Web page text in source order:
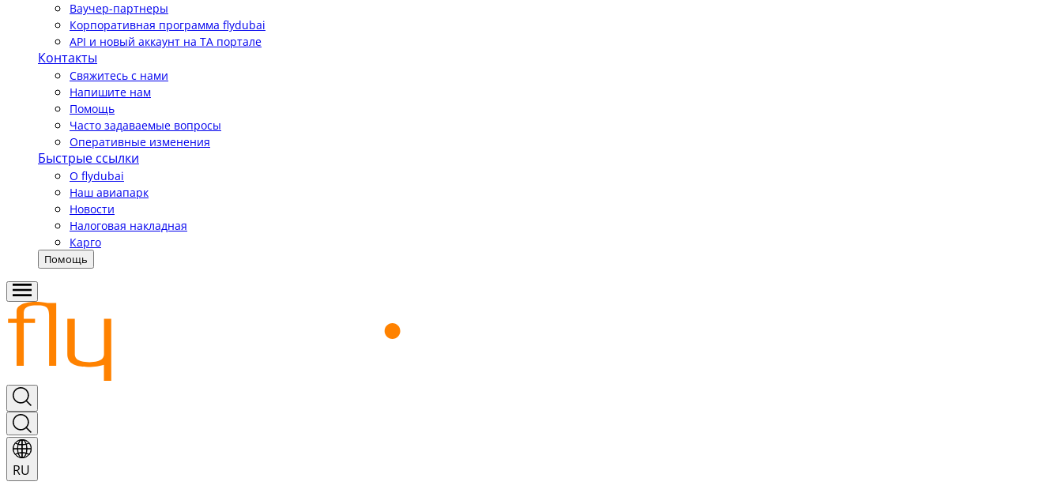
Ваучер-партнеры
Корпоративная программа flydubai
API и новый аккаунт на TA портале
Контакты
Свяжитесь с нами
Напишите нам
Помощь
Часто задаваемые вопросы
Оперативные изменения
Быстрые ссылки
О flydubai
Наш авиапарк
Новости
Налоговая накладная
Карго
Помощь
RU